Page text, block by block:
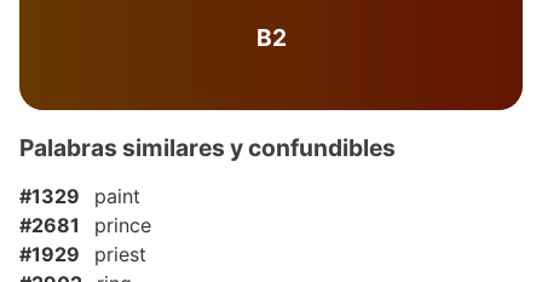
B2
Palabras similares y confundibles
#1329
paint
#2681
prince
#1929
priest